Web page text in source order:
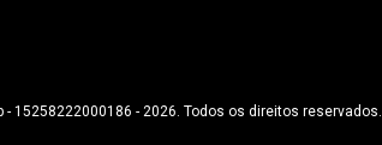
- 15258222000186 - 2026. Todos os direitos reservados.